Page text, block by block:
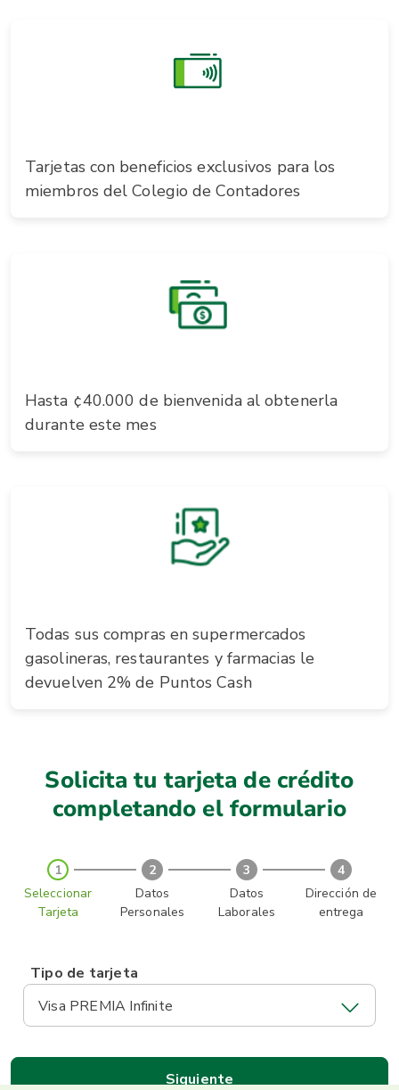
Tarjetas con beneficios exclusivos para los
miembros del Colegio de Contadores
Hasta ¢40.000 de bienvenida al obtenerla
durante este mes
Todas sus compras en supermercados
gasolineras, restaurantes y farmacias le
devuelven 2% de Puntos Cash
Solicita tu tarjeta de crédito
completando el formulario
1
Seleccionar
Tarjeta
2
Datos
Personales
3
Datos
Laborales
4
Dirección de
entrega
Tipo de tarjeta
Visa PREMIA Infinite